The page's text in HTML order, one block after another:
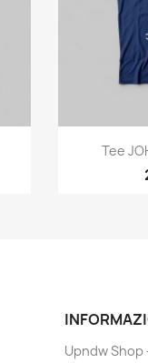

Tee
Upndw Shop